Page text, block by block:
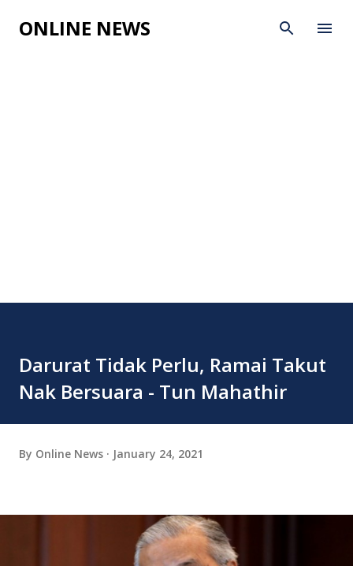
Skip to main
ONLINE NEWS
Darurat Tidak Perlu, Ramai Takut
Nak Bersuara - Tun Mahathir
By Online News January 24, 2021